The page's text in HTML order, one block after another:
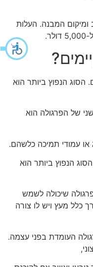
ומיקום המבנה. העלות
הסוג הנפוץ ביותר הוא
של הפרגולה הוא
או עמודי תמיכה כלשהם.
הנפוץ ביותר הוא
שיכולה לשמש
כלל מעץ ויש לו צורה
העומדת בפני עצמה.